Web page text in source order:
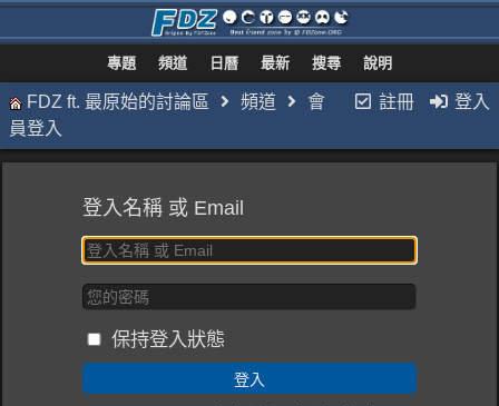
專題 頻道 日曆 最新 搜尋 說明
註冊 登入
FDZ ft. 最原始的討論區 頻道
會
員登入
登入名稱 或 Email
保持登入狀態